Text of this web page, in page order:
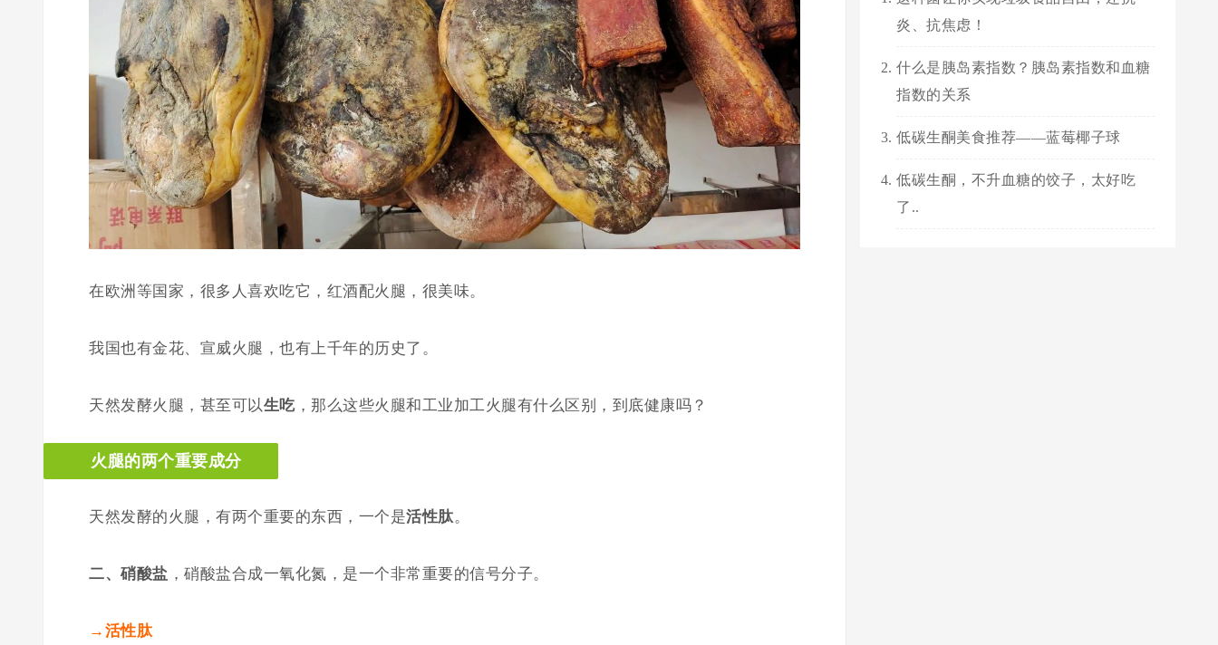
在欧洲等国家，很多人喜欢吃它，红酒配火腿，很美味。
我国也有金花、宣威火腿，也有上千年的历史了。
天然发酵火腿，甚至可以生吃，那么这些火腿和工业加工火腿有什么区别，到底健康吗？
火腿的两个重要成分
天然发酵的火腿，有两个重要的东西，一个是活性肽。
二、硝酸盐 ，硝酸盐合成一氧化氮，是一个非常重要的信号分子。
→活性肽
炎、抗焦虑！
什么是胰岛素指数？胰岛素指数和血糖
指数的关系
低碳生酮美食推荐——蓝莓椰子球
低碳生酮，不升血糖的饺子，太好吃
了..